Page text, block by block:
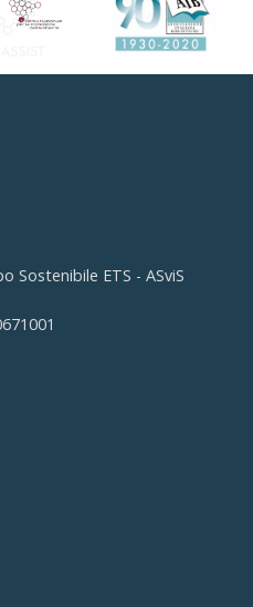
Sostenibile ETS - ASviS